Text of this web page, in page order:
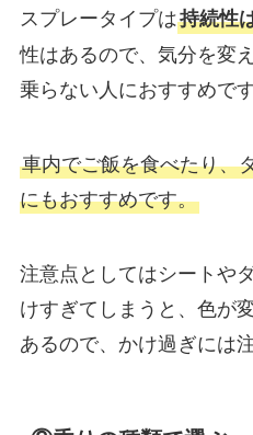
スプレータイプは持続性
性はあるので、気分を変
乗らない人におすすめです
車内でご飯を食べたり、
にもおすすめです。
注意点としてはシートや
けすぎてしまうと、色が
あるので、かけ過ぎには